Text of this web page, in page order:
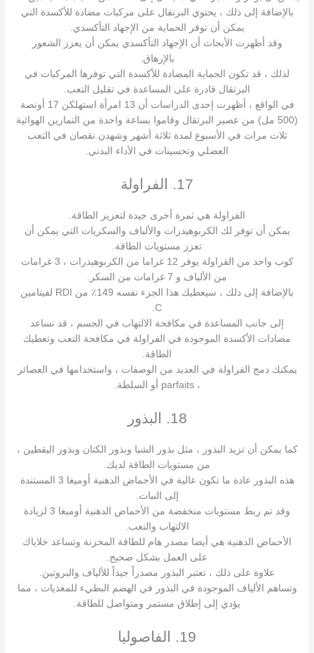
بالإضافة إلى ذلك ، يحتوي البرتقال على مركبات مضادة للأكسدة التي
يمكن أن توفر الحماية من الإجهاد التأكسدي.
وقد أظهرت الأبحاث أن الإجهاد التأكسدي يمكن أن يعزز الشعور
بالإرهاق.
لذلك ، قد تكون الحماية المضادة للأكسدة التي توفرها المركبات في
البرتقال قادرة على المساعدة في تقليل التعب.
في الواقع ، أظهرت إحدى الدراسات أن 13 امرأة استهلكن 17 أونصة
(500 مل) من عصير البرتقال وقاموا بساعة واحدة من التمارين الهوائية
ثلاث مرات في الأسبوع لمدة ثلاثة أشهر وشهدن نقصان في التعب
العضلي وتحسينات في الأداء البدني.
17. الفراولة
الفراولة هي ثمرة أخرى جيدة لتعزيز الطاقة.
يمكن أن توفر لك الكربوهيدرات والألياف والسكريات التي يمكن أن
تعزز مستويات الطاقة.
كوب واحد من الفراولة يوفر 12 غراما من الكربوهيدرات ، 3 غرامات
من الألياف و 7 غرامات من السكر.
بالإضافة إلى ذلك ، سيعطيك هذا الجزء نفسه 149٪ من RDI لفيتامين
C.
إلى جانب المساعدة في مكافحة الالتهاب في الجسم ، قد تساعد
مضادات الأكسدة الموجودة في الفراولة في مكافحة التعب وتعطيك
الطاقة.
يمكنك دمج الفراولة في العديد من الوصفات ، واستخدامها في العصائر
، parfaits أو السلطة.
18. البذور
كما يمكن أن تزيد البذور ، مثل بذور الشيا وبذور الكتان وبذور اليقطين ،
من مستويات الطاقة لديك.
هذه البذور عادة ما تكون عالية في الأحماض الدهنية أوميغا 3 المستندة
إلى النبات.
وقد تم ربط مستويات منخفضة من الأحماض الدهنية أوميغا 3 لزيادة
الالتهاب والتعب.
الأحماض الدهنية هي أيضا مصدر هام للطاقة المخزنة وتساعد خلاياك
على العمل بشكل صحيح.
علاوة على ذلك ، تعتبر البذور مصدراً جيداً للألياف والبروتين.
وتساهم الألياف الموجودة في البذور في الهضم البطيء للمغذيات ، مما
يؤدي إلى إطلاق مستمر ومتواصل للطاقة.
19. الفاصوليا